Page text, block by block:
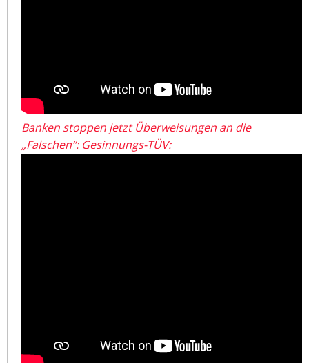
Banken stoppen jetzt Überweisungen an die
„Falschen“: Gesinnungs-TÜV: